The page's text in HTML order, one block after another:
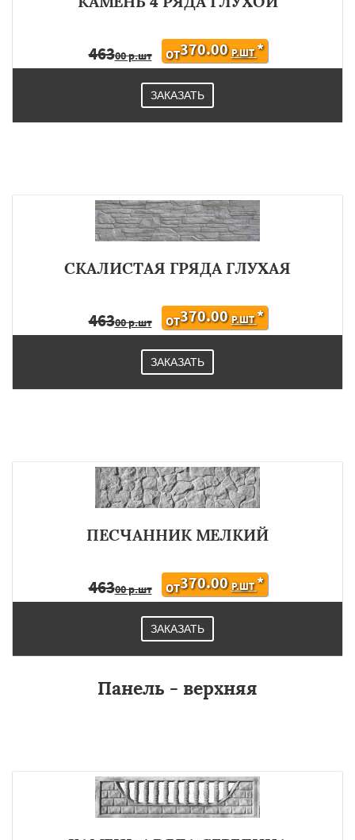
46300 р.шт ОТ370.00 Р.ШТ*
ЗАКАЗАТЬ
СКАЛИСТАЯ ГРЯДА ГЛУХАЯ
46300 р.шт ОТ370.00 Р.ШТ*
ЗАКАЗАТЬ
ПЕСЧАННИК МЕЛКИЙ
46300 р.шт ОТ370.00 Р.ШТ*
ЗАКАЗАТЬ
Панель - верхняя